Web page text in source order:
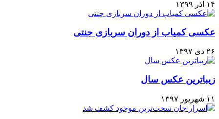
۱۴ آذر ۱۳۹۹
عکسی کمیاب از دوران سربازی جنتی
۲۶ دی ۱۳۹۷
زیباترین عکس سال
۱۱ شهریور ۱۳۹۷